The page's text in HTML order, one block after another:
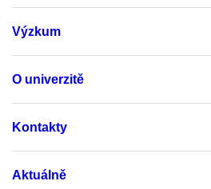
Výzkum
O univerzitě
Kontakty
Aktuálně